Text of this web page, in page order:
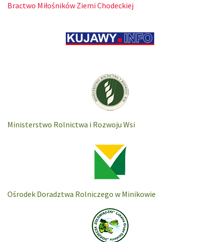
Bractwo Miłośników Ziemi Chodeckiej
Ministerstwo Rolnictwa i Rozwoju Wsi
Ośrodek Doradztwa Rolniczego w Minikowie